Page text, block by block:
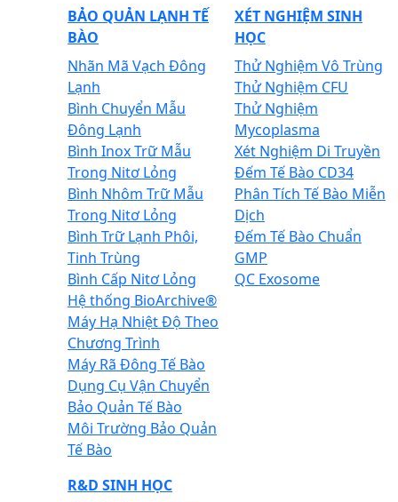
BẢO QUẢN LẠNH TẾ
BÀO
Nhãn Mã Vạch Đông
Lạnh
Bình Chuyển Mẫu
Đông Lạnh
Bình Inox Trữ Mẫu
Trong Nitơ Lỏng
Bình Nhôm Trữ Mẫu
Trong Nitơ Lỏng
Bình Trữ Lạnh Phôi,
Tinh Trùng
Bình Cấp Nitơ Lỏng
Hệ thống BioArchive®
Máy Hạ Nhiệt Độ Theo
Chương Trình
Máy Rã Đông Tế Bào
Dụng Cụ Vận Chuyển
Bảo Quản Tế Bào
Môi Trường Bảo Quản
Tế Bào
XÉT NGHIỆM SINH
HỌC
Thử Nghiệm Vô Trùng
Thử Nghiệm CFU
Thử Nghiệm
Mycoplasma
Xét Nghiệm Di Truyền
Đếm Tế Bào CD34
Phân Tích Tế Bào Miễn
Dịch
Đếm Tế Bào Chuẩn
GMP
QC Exosome
R&D SINH HỌC